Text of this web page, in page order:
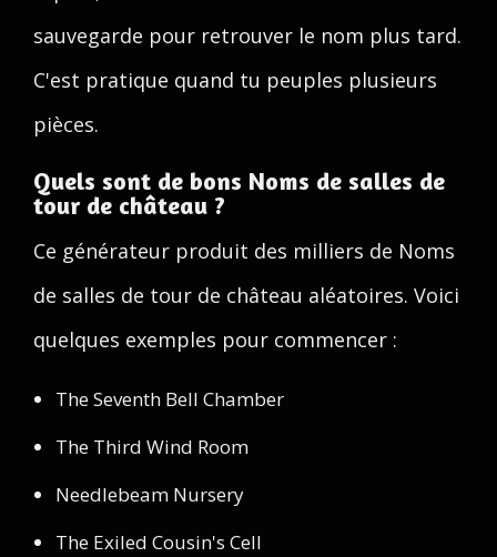
sauvegarde pour retrouver le nom plus tard.
C'est pratique quand tu peuples plusieurs
pièces.
Quels sont de bons Noms de salles de
tour de château ?
Ce générateur produit des milliers de Noms
de salles de tour de château aléatoires. Voici
quelques exemples pour commencer :
The Seventh Bell Chamber
The Third Wind Room
Needlebeam Nursery
The Exiled Cousin's Cell